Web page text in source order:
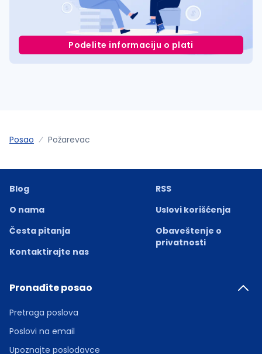
Podelite informaciju o plati
Posao Požarevac
Blog
O nama
Česta pitanja
Kontaktirajte nas
RSS
Uslovi korišćenja
Obaveštenje o
privatnosti
Pronađite posao
Pretraga poslova
Poslovi na email
Upoznajte poslodavce